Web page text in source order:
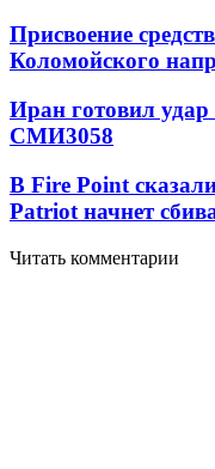
Присвоение
Коломойского
Иран готовил
СМИ3058
В Fire Point
Patriot начнет
Читать комментарии